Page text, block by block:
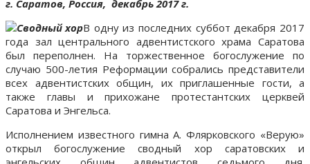
г. Саратов, Россия, декабрь 2017 г.
В одну из последних суббот декабря 2017
года зал центрального адвентистского храма Саратова
был переполнен. На торжественное богослужение по
случаю 500-летия Реформации собрались представители
всех адвентистских общин, их приглашенные гости, а
также главы и прихожане протестантских церквей
Саратова и Энгельса.
Исполнением известного гимна А. Флярковского «Верую»
открыл богослужение сводный хор саратовских и